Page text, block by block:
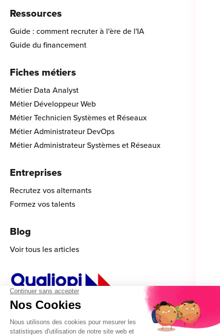
Ressources
Guide : comment recruter à l'ère de l'IA
Guide du financement
Fiches métiers
Métier Data Analyst
Métier Développeur Web
Métier Technicien Systèmes et Réseaux
Métier Administrateur DevOps
Métier Administrateur Systèmes et Réseaux
Entreprises
Recrutez vos alternants
Formez vos talents
Blog
Voir tous les articles